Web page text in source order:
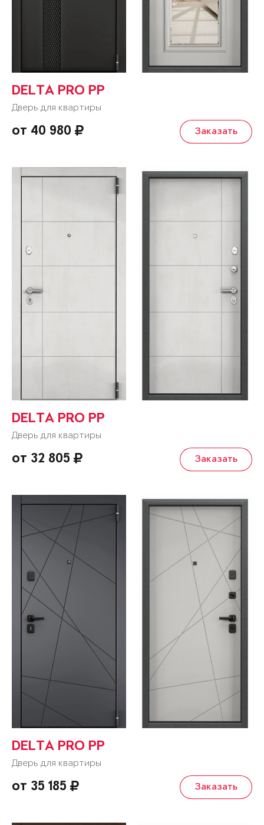
DELTA PRO PP
Дверь для квартиры
от 40 980 Заказать
DELTA PRO PP
Дверь для квартиры
от 32 805 Заказать
DELTA PRO PP
Дверь для квартиры
от 35 185 Заказать